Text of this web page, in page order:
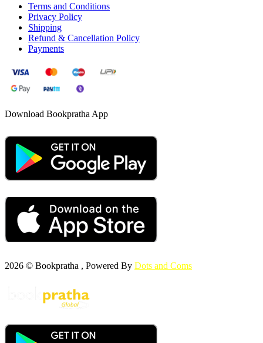
Terms and Conditions
Privacy Policy
Shipping
Refund & Cancellation Policy
Payments
Download Bookpratha App
2026 © Bookpratha , Powered By Dots and Coms